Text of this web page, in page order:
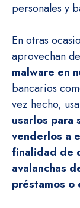
personales y
En otras
aprovechan
malware en
bancarios
vez hecho,
usarlos para
venderlos a
finalidad de
avalanchas
préstamos o